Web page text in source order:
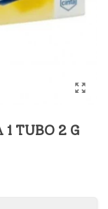
TUBO 2 G